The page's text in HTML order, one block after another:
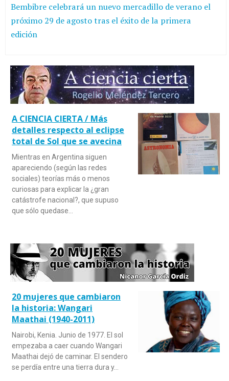
Bembibre celebrará un nuevo mercadillo de verano el
próximo 29 de agosto tras el éxito de la primera
edición
A CIENCIA CIERTA / Más
detalles respecto al eclipse
total de Sol que se avecina
Mientras en Argentina siguen
apareciendo (según las redes
sociales) teorías más o menos
curiosas para explicar la ¿gran
catástrofe nacional?, que supuso
que sólo quedase…
20 mujeres que cambiaron
la historia: Wangari
Maathai (1940-2011)
Nairobi, Kenia. Junio de 1977. El sol
empezaba a caer cuando Wangari
Maathai dejó de caminar. El sendero
se perdía entre una tierra dura y…